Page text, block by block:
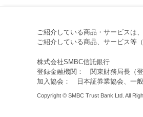
ご紹介している商品・サービスは
ご紹介している商品、サービス等
株式会社SMBC信託銀行
登録金融機関： 関東財務局長（
加入協会： 日本証券業協会、一
Copyright © SMBC Trust Bank Ltd. All